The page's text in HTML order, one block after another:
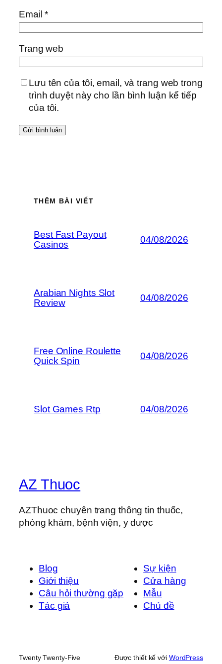
Email*
Trang web
Lưu tên của tôi, email, và trang web trong
trình duyệt này cho lần bình luận kế tiếp
của tôi.
THÊM BÀI VIẾT
Best Fast Payout
Casinos
04/08/2026
Arabian Nights Slot
Review
04/08/2026
Free Online Roulette
Quick Spin
04/08/2026
Slot Games Rtp 04/08/2026
AZ Thuoc
AZThuoc chuyên trang thông tin thuốc,
phòng khám, bệnh viện, y dược
Blog
Giới thiệu
Câu hỏi thường gặp
Tác giả
Sự kiện
Cửa hàng
Mẫu
Chủ đề
Twenty Twenty-Five Được thiết kế với WordPress